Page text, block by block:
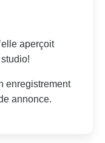
aperçoit
enregistrement
annonce.